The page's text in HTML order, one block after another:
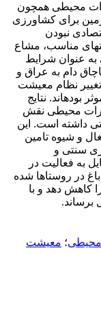
محیطی همچون
برای کشاورزی
نبودن
مناسب، مشاع
به عنوان شرایط
دام به عراق و
نظام معیشت
بوده­اند. نتایج
محیطی نقش
داشته است. این
و شیوه تامین
سنتی و
به فعالیت در
در روستاها شده
کاهش دهد و با
برساند.
محیطی؛ معیشت